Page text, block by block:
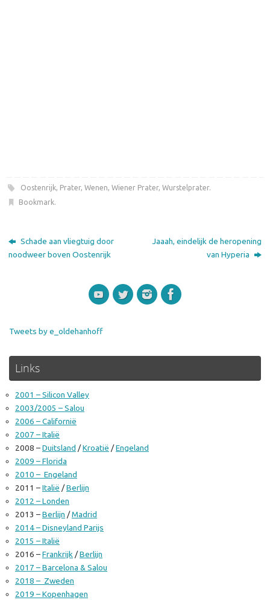
Oostenrijk, Prater, Wenen, Wiener Prater, Wurstelprater.
Bookmark.
Schade aan vliegtuig door
noodweer boven Oostenrijk
Jaaah, eindelijk de heropening
van Hyperia
Tweets by e_oldehanhoff
Links
2001 – Silicon Valley
2003/2005 – Salou
2006 – Californië
2007 – Italië
2008 –Duitsland /Kroatië /Engeland
2009 – Florida
2010 – Engeland
2011 –Italië /Berlijn
2012 – Londen
2013 –Berlijn /Madrid
2014 – Disneyland Parijs
2015 – Italië
2016 –Frankrijk/Berlijn
2017 – Barcelona & Salou
2018 – Zweden
2019 – Kopenhagen